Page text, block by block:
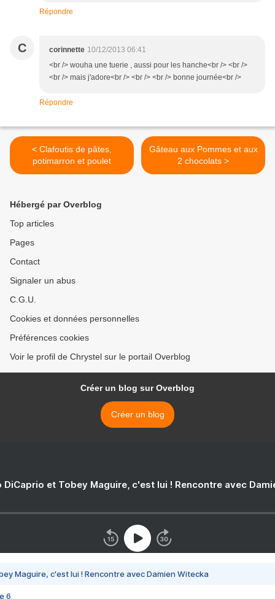
Répondre
C corinnette 10/12/2013 06:41
<br /> wouha une tuerie , aussi pour les hanche<br /> <br />
<br /> mais j'adore<br /> <br /> <br /> bonne journée<br />
Répondre
< Clafoutis de pâtes,
potimarron et poulet
Gâteau aux Pommes et aux
2 chocolats >
Hébergé par Overblog
Top articles
Pages
Contact
Signaler un abus
C.G.U.
Cookies et données personnelles
Préférences cookies
Voir le profil de Chrystel sur le portail Overblog
Créer un blog sur Overblog
Créer un blog
DiCaprio et Tobey Maguire, c'est lui ! Rencontre avec
Maguire, c'est lui ! Rencontre avec Damien Witecka
6